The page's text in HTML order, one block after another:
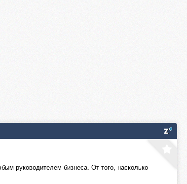
руководителем бизнеса. От того, насколько